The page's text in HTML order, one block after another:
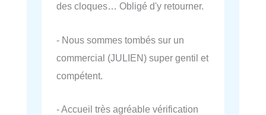
des cloques… Obligé d'y retourner.
- Nous sommes tombés sur un
commercial (JULIEN) super gentil et
compétent.
- Accueil très agréable vérification